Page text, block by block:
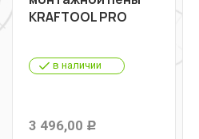
KRAFTOOL PRO
в наличии
3 496,00 Р